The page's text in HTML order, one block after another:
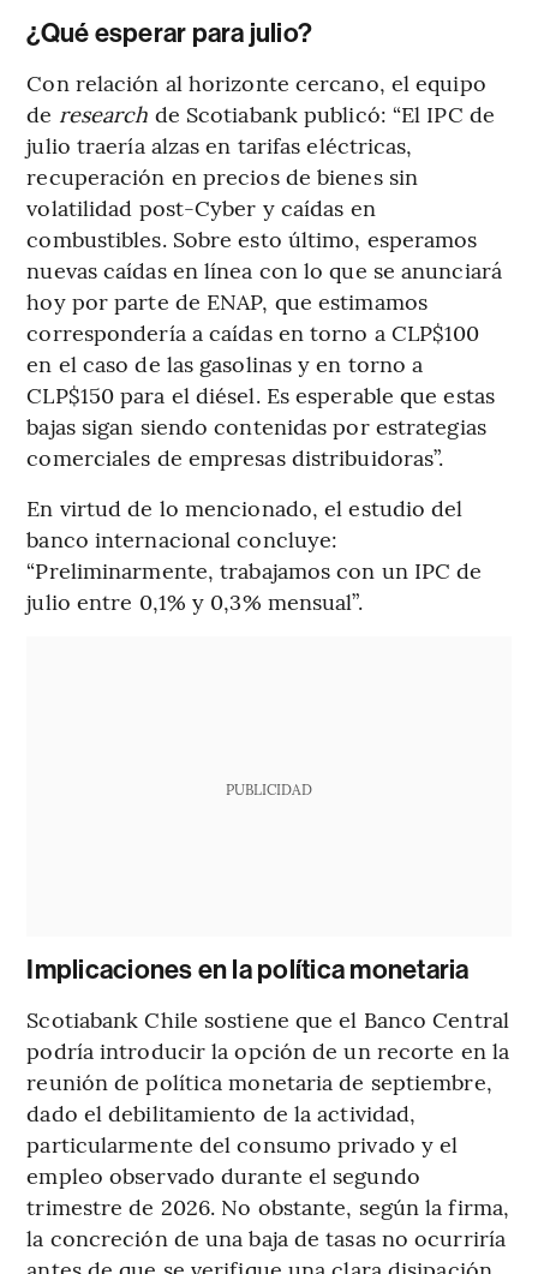
¿Qué esperar para julio?
Con relación al horizonte cercano, el equipo
de research de Scotiabank publicó: “El IPC de
julio traería alzas en tarifas eléctricas,
recuperación en precios de bienes sin
volatilidad post-Cyber y caídas en
combustibles. Sobre esto último, esperamos
nuevas caídas en línea con lo que se anunciará
hoy por parte de ENAP, que estimamos
correspondería a caídas en torno a CLP$100
en el caso de las gasolinas y en torno a
CLP$150 para el diésel. Es esperable que estas
bajas sigan siendo contenidas por estrategias
comerciales de empresas distribuidoras”.
En virtud de lo mencionado, el estudio del
banco internacional concluye:
“Preliminarmente, trabajamos con un IPC de
julio entre 0,1% y 0,3% mensual”.
PUBLICIDAD
Implicaciones en la política monetaria
Scotiabank Chile sostiene que el Banco Central
podría introducir la opción de un recorte en la
reunión de política monetaria de septiembre,
dado el debilitamiento de la actividad,
particularmente del consumo privado y el
empleo observado durante el segundo
trimestre de 2026. No obstante, según la firma,
la concreción de una baja de tasas no ocurriría